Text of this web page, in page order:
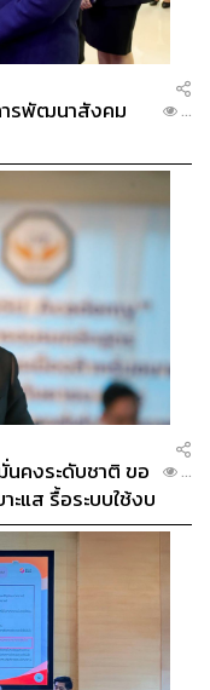
ารพัฒนาสังคม
...
คงระดับชาติ ขอ
แส รื้อระบบใช้งบ
...